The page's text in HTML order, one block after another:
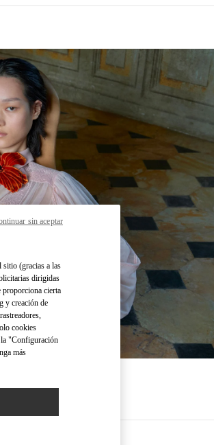
in New Tab
sitio (gracias a las
dirigidas
proporciona cierta
y creación de
cookies
la "Configuración
más
sin aceptar